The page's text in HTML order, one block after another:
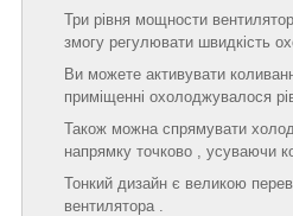
Три рівня мощности
змогу регулювати швидкість
Ви можете активувати
приміщенні охолоджувалося
Також можна спрямувати
напрямку точково , усуваючи
Тонкий дизайн є великою
вентилятора .